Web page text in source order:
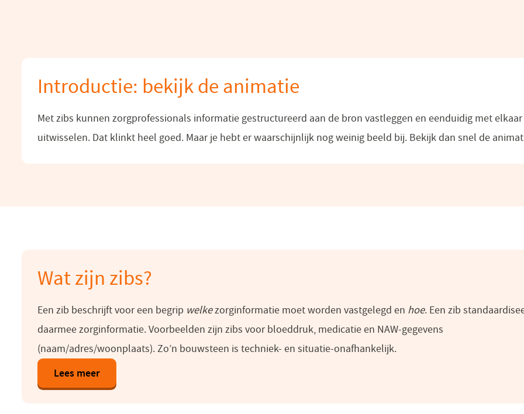
Introductie: bekijk de animatie
Met zibs kunnen zorgprofessionals informatie gestructureerd aan de bron vastleggen en eenduidig met elkaar
uitwisselen. Dat klinkt heel goed. Maar je hebt er waarschijnlijk nog weinig beeld bij. Bekijk dan snel de
Wat zijn zibs?
Een zib beschrijft voor een begrip welkezorginformatie moet worden vastgelegd en hoe. Een zib
daarmee zorginformatie. Voorbeelden zijn zibs voor bloeddruk, medicatie en NAW-gegevens
(naam/adres/woonplaats). Zo’n bouwsteen is techniek- en situatie-onafhankelijk.
Lees meer